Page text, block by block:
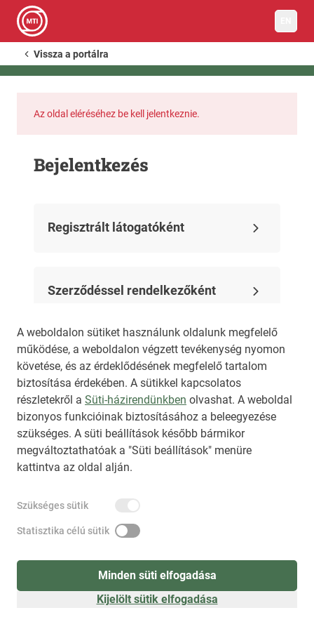
A weboldalon sütiket használunk oldalunk megfelelő
működése, a weboldalon végzett tevékenység nyomon
követése, és az érdeklődésének megfelelő tartalom
biztosítása érdekében. A sütikkel kapcsolatos
részletekről a Süti-házirendünkben olvashat. A weboldal
bizonyos funkcióinak biztosításához a beleegyezése
szükséges. A süti beállítások később bármikor
megváltoztathatóak a "Süti beállítások" menüre
kattintva az oldal alján.
Szükséges sütik
Statisztika célú sütik
Minden süti elfogadása
Kijelölt sütik elfogadása
Vissza a portálra
Az oldal eléréséhez be kell jelentkeznie.
Bejelentkezés
Regisztrált látogatóként
Szerződéssel rendelkezőként
Regisztráció(látogatóként)